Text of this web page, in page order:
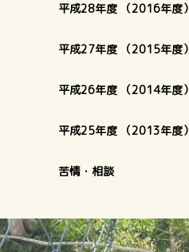
平成28年度 （2016年度）
平成27年度 （2015年度）
平成26年度 （2014年度）
平成25年度 （2013年度）
苦情・相談